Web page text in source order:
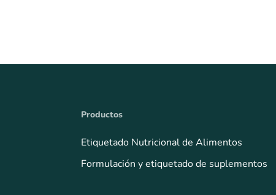
Productos
Etiquetado Nutricional de Alimentos
Formulación y etiquetado de suplementos